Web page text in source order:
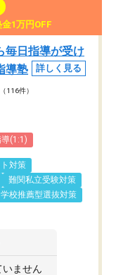
金1万円OFF
毎日指導が受け
導塾
詳しく見る
（116件）
(1:1)
対策
難関私立受験対策
校推薦型選抜対策
ません